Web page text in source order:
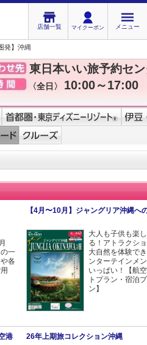
店舗一覧 マイクーポン メニュー
発】沖縄
東日本いい旅予約セ
〈全日〉 10:00～17:00
【4月〜10月】ジャングリア沖縄へ
月
一
各
大人も子供も楽
る！アトラクシ
大自然を体験で
ンターテインメ
いっぱい！【航
トプラン・宿泊
ン】
港
26年上期旅コレクション沖縄